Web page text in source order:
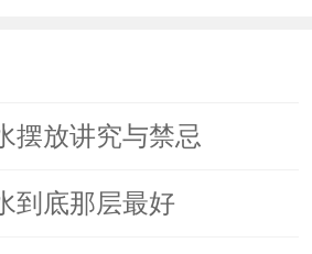
层能够提供这么好的状
摆放讲究与禁忌
到底那层最好